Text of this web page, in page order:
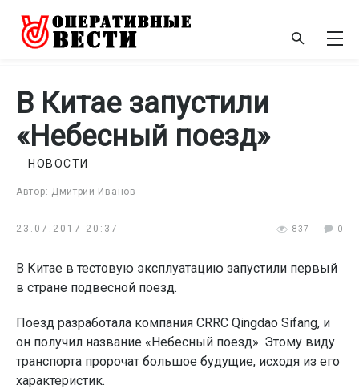
В Китае запустили
«Небесный поезд»
Автор: Дмитрий Иванов
НОВОСТИ
23.07.2017 20:37 837 0
В Китае в тестовую эксплуатацию запустили первый
в стране подвесной поезд.
Поезд разработала компания CRRC Qingdao Sifang, и
он получил название «Небесный поезд». Этому виду
транспорта пророчат большое будущие, исходя из его
характеристик.